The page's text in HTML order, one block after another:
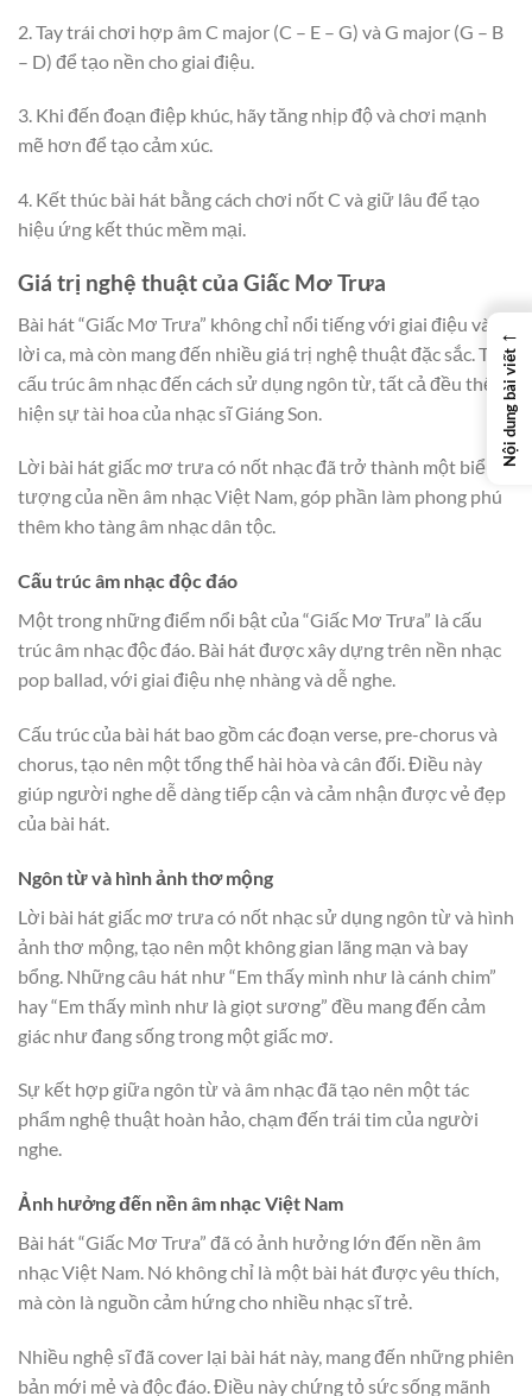
2. Tay trái chơi hợp âm C major (C – E – G) và G major (G – B
– D) để tạo nền cho giai điệu.
3. Khi đến đoạn điệp khúc, hãy tăng nhịp độ và chơi mạnh
mẽ hơn để tạo cảm xúc.
4. Kết thúc bài hát bằng cách chơi nốt C và giữ lâu để tạo
hiệu ứng kết thúc mềm mại.
Giá trị nghệ thuật của Giấc Mơ Trưa
Bài hát “Giấc Mơ Trưa” không chỉ nổi tiếng với giai điệu và
lời ca, mà còn mang đến nhiều giá trị nghệ thuật đặc sắc. Từ
cấu trúc âm nhạc đến cách sử dụng ngôn từ, tất cả đều thể
hiện sự tài hoa của nhạc sĩ Giáng Son.
Lời bài hát giấc mơ trưa có nốt nhạc đã trở thành một biểu
tượng của nền âm nhạc Việt Nam, góp phần làm phong phú
thêm kho tàng âm nhạc dân tộc.
Cấu trúc âm nhạc độc đáo
Một trong những điểm nổi bật của “Giấc Mơ Trưa” là cấu
trúc âm nhạc độc đáo. Bài hát được xây dựng trên nền nhạc
pop ballad, với giai điệu nhẹ nhàng và dễ nghe.
Cấu trúc của bài hát bao gồm các đoạn verse, pre-chorus và
chorus, tạo nên một tổng thể hài hòa và cân đối. Điều này
giúp người nghe dễ dàng tiếp cận và cảm nhận được vẻ đẹp
của bài hát.
Ngôn từ và hình ảnh thơ mộng
Lời bài hát giấc mơ trưa có nốt nhạc sử dụng ngôn từ và hình
ảnh thơ mộng, tạo nên một không gian lãng mạn và bay
bổng. Những câu hát như “Em thấy mình như là cánh chim”
hay “Em thấy mình như là giọt sương” đều mang đến cảm
giác như đang sống trong một giấc mơ.
Sự kết hợp giữa ngôn từ và âm nhạc đã tạo nên một tác
phẩm nghệ thuật hoàn hảo, chạm đến trái tim của người
nghe.
Ảnh hưởng đến nền âm nhạc Việt Nam
Bài hát “Giấc Mơ Trưa” đã có ảnh hưởng lớn đến nền âm
nhạc Việt Nam. Nó không chỉ là một bài hát được yêu thích,
mà còn là nguồn cảm hứng cho nhiều nhạc sĩ trẻ.
Nhiều nghệ sĩ đã cover lại bài hát này, mang đến những phiên
bản mới mẻ và độc đáo. Điều này chứng tỏ sức sống mãnh
←
Nội dung bài viết